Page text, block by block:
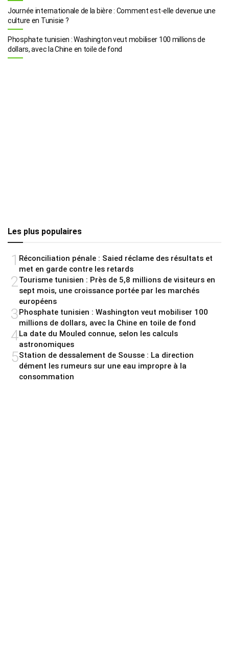
Journée internationale de la bière : Comment est-elle devenue une
culture en Tunisie ?
Phosphate tunisien : Washington veut mobiliser 100 millions de
dollars, avec la Chine en toile de fond
Les plus populaires
1 Réconciliation pénale : Saied réclame des résultats et
met en garde contre les retards
2Tourisme tunisien : Près de 5,8 millions de visiteurs en
sept mois, une croissance portée par les marchés
européens
3Phosphate tunisien : Washington veut mobiliser 100
millions de dollars, avec la Chine en toile de fond
4La date du Mouled connue, selon les calculs
astronomiques
5Station de dessalement de Sousse : La direction
dément les rumeurs sur une eau impropre à la
consommation